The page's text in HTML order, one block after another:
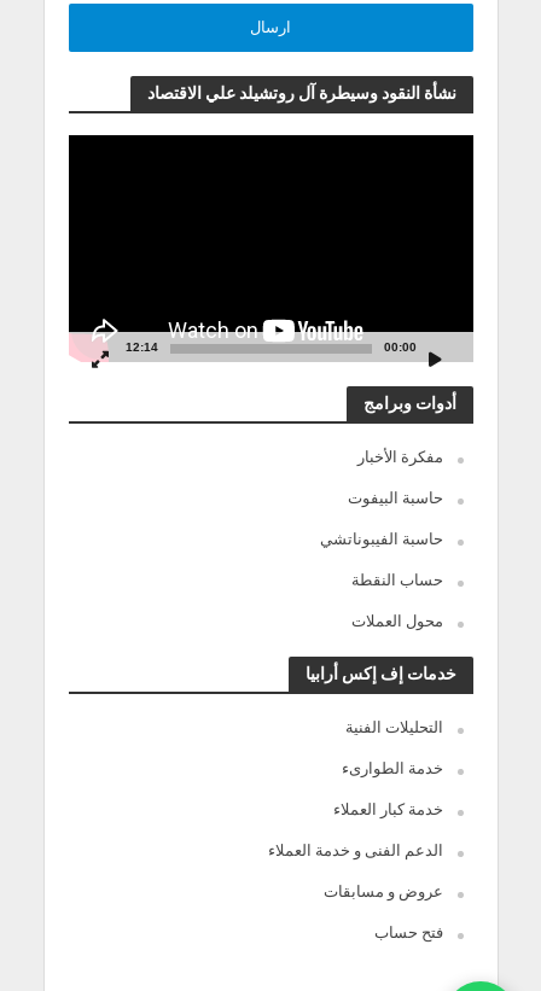
نشأة النقود وسيطرة آل روتشيلد علي الاقتصاد
00:00
12:14
أدوات وبرامج
مفكرة الأخبار
حاسبة البيفوت
حاسبة الفيبوناتشي
حساب النقطة
محول العملات
خدمات إف إكس أرابيا
التحليلات الفنية
خدمة الطوارىء
خدمة كبار العملاء
الدعم الفنى و خدمة العملاء
عروض و مسابقات
فتح حساب